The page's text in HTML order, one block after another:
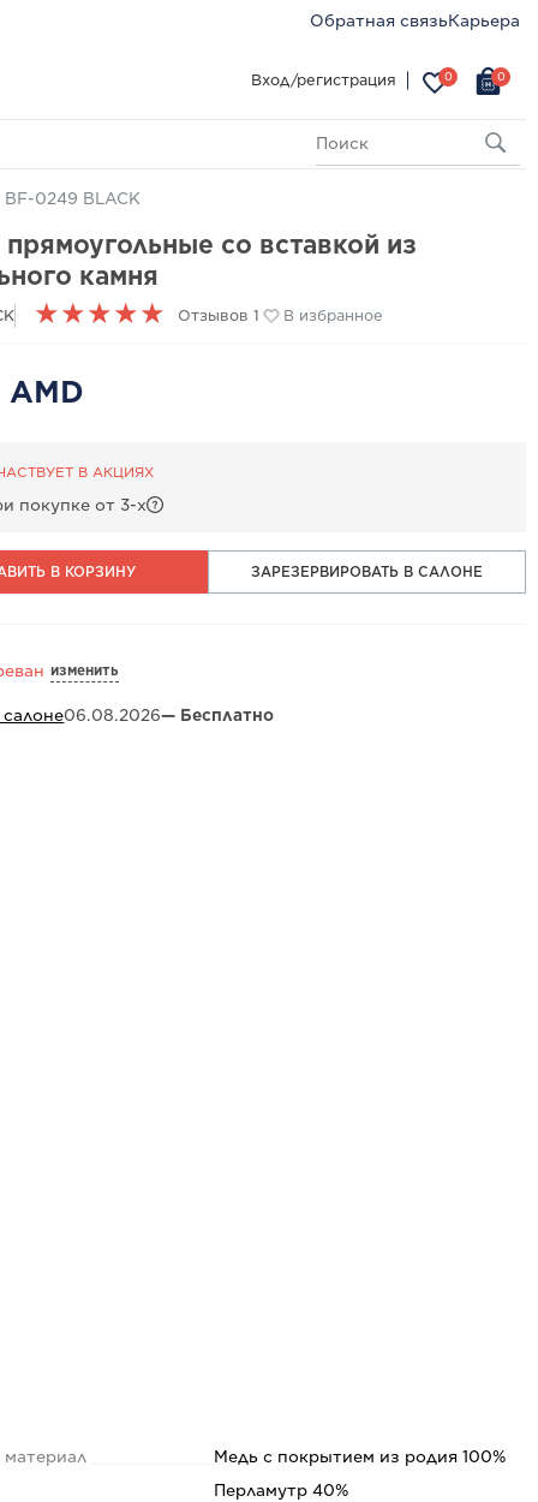
Обратная связьКарьера
Вход/регистрация 0 0
0249 BLACK
со вставкой из
камня
★★★★★ Отзывов 1 В избранное
В АКЦИЯХ
покупке от 3-х
В КОРЗИНУ ЗАРЕЗЕРВИРОВАТЬ В САЛОНЕ
изменить
06.08.2026— Бесплатно
Медь с покрытием из родия 100%
Перламутр 40%